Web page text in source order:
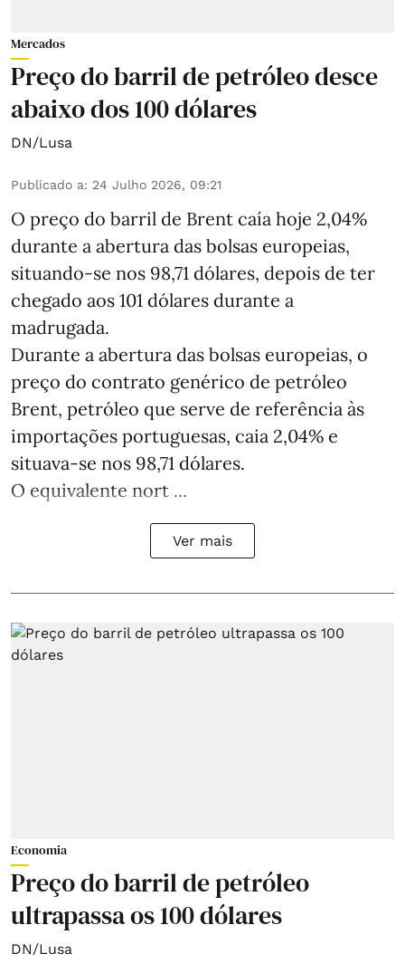
Mercados
Preço do barril de petróleo desce
abaixo dos 100 dólares
DN/Lusa
Publicado a: 24 Julho 2026, 09:21
O preço do barril de Brent caía hoje 2,04%
durante a abertura das bolsas europeias,
situando-se nos 98,71 dólares, depois de ter
chegado aos 101 dólares durante a
madrugada.
Durante a abertura das bolsas europeias, o
preço do contrato genérico de petróleo
Brent, petróleo que serve de referência às
importações portuguesas, caia 2,04% e
situava-se nos 98,71 dólares.
O equivalente nort ...
Ver mais
Economia
Preço do barril de petróleo
ultrapassa os 100 dólares
DN/Lusa